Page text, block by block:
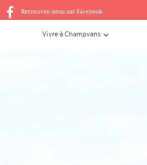
Retrouvez-nous sur Facebook
Vivre à Champvans